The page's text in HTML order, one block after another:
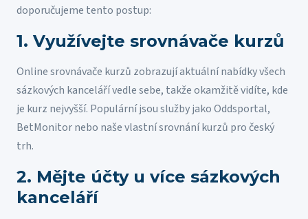
doporučujeme tento postup:
1. Využívejte srovnávače kurzů
Online srovnávače kurzů zobrazují aktuální nabídky všech
sázkových kanceláří vedle sebe, takže okamžitě vidíte, kde
je kurz nejvyšší. Populární jsou služby jako Oddsportal,
BetMonitor nebo naše vlastní srovnání kurzů pro český
trh.
2. Mějte účty u více sázkových
kanceláří